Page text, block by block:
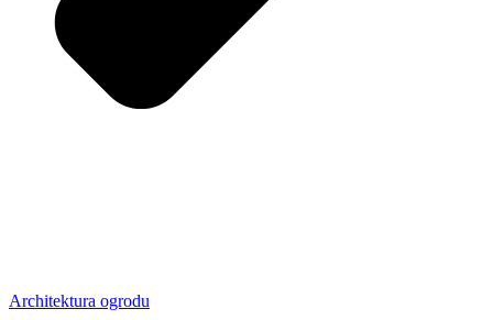
Architektura ogrodu